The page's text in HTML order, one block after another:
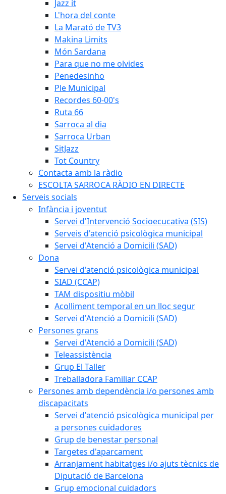
Jazz it
L'hora del conte
La Marató de TV3
Makina Limits
Món Sardana
Para que no me olvides
Penedesinho
Ple Municipal
Recordes 60-00's
Ruta 66
Sarroca al dia
Sarroca Urban
SitJazz
Tot Country
Contacta amb la ràdio
ESCOLTA SARROCA RÀDIO EN DIRECTE
Serveis socials
Infància i joventut
Servei d'Intervenció Socioecucativa (SIS)
Serveis d'atenció psicològica municipal
Servei d'Atenció a Domicili (SAD)
Dona
Servei d'atenció psicològica municipal
SIAD (CCAP)
TAM dispositiu mòbil
Acolliment temporal en un lloc segur
Servei d'Atenció a Domicili (SAD)
Persones grans
Servei d'Atenció a Domicili (SAD)
Teleassistència
Grup El Taller
Treballadora Familiar CCAP
Persones amb dependència i/o persones amb
discapacitats
Servei d'atenció psicològica municipal per
a persones cuidadores
Grup de benestar personal
Targetes d'aparcament
Arranjament habitatges i/o ajuts tècnics de
Diputació de Barcelona
Grup emocional cuidadors